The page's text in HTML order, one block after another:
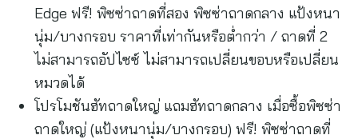
Edge ฟรี! พิซซ่าถาดที่สอง พิซซ่าถาดกลาง แป้งหนา
นุ่ม/บางกรอบ ราคาที่เท่ากันหรือต่ำกว่า / ถาดที่ 2
ไม่สามารถอัปไซซ์ ไม่สามารถเปลี่ยนขอบหรือเปลี่ยน
หมวดได้
โปรโมชันฮัทถาดใหญ่ แถมฮัทถาดกลาง เมื่อซื้อพิซซ่า
ถาดใหญ่ (แป้งหนานุ่ม/บางกรอบ) ฟรี! พิซซ่าถาดที่